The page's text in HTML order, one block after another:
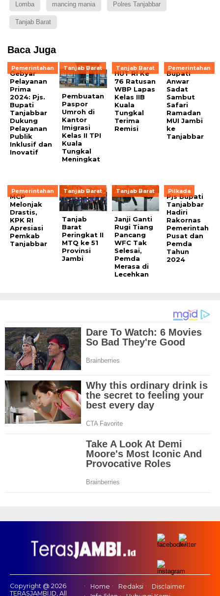
Lomba mancing mania Polres Tanjabbar
Tanjab Barat
Baca Juga
Pemerintahan
Gebyar
Pelayanan
Prima
2024: Pjs.
Bupati
Tanjabbar
Dukung
Pelayanan
Publik
Inklusif dan
Inovatif
Tanjab Barat
Pembuatan
Paspor
Umroh di
Kantor
Imigrasi
Kelas II TPI
Kuala
Tungkal
Meningkat
Tanjab Barat
HUT RI Ke
76 Ratusan
WBP Lapas
Kelas IIB
Kuala
Tungkal
Terima
Remisi
Pemerintahan
Bupati
Anwar
Sadat
Sambut
Safari
Ramadan
MUI Jambi
ke
Tanjabbar
Pemerintahan
MCP
Melonjak
Drastis,
KPK RI
Apresiasi
Pemkab
Tanjabbar
Tanjab Barat
Tanjab
Barat
Peringkat II
MTQ ke 51
Provinsi
Jambi
Tanjab Barat
Janji Ganti
Rugi Tiang
Pancang
WFC Tak
Selesai,
Pemda
Merasa di
Lecehkan
Pilkada
Pjs Bupati
Tanjabbar
Hadiri
Rakornas
Pemerintah
Pusat dan
Pemda
Tahun
2024
Copyright @ 2026
TERASJAMBI.ID, All
Home Redaksi
Disclaimer